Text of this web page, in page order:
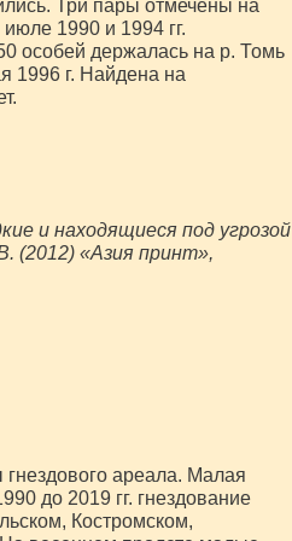
Три пары отмечены на
1990 и 1994 гг.
особей держалась на р. Томь
1996 г. Найдена на
и находящиеся под угрозой
(2012) «Азия принт»,
ареала. Малая
до 2019 гг. гнездование
Костромском,